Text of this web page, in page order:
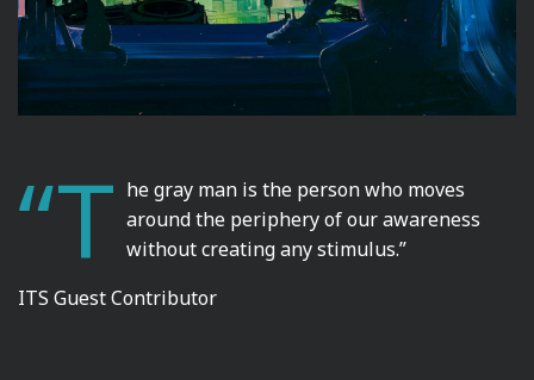
“T he gray man is the person who moves
around the periphery of our awareness
without creating any stimulus.”
ITS Guest Contributor